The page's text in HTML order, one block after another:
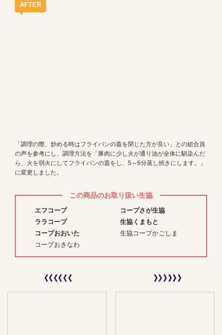
AFTER
「調理の際、炒める時はフライパンの蓋を閉じた方が良い」との組合員
の声を参考にし、調理方法を「豚肉に少し火が通り油が全体に馴染んだ
ら、火を弱火にしてフライパンの蓋をし、5～6分蒸し焼きにします。」
に変更しました。
この商品のお取り扱い生協
エフコープ
コープさが生協
ララコープ
生協くまもと
コープおおいた
生協コープかごしま
コープおきなわ